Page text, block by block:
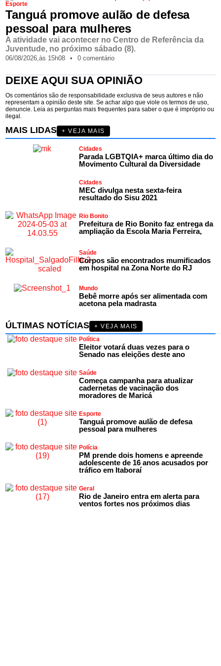
Esporte
Tanguá promove aulão de defesa
pessoal para mulheres
A atividade vai acontecer no Centro de Referência da
Juventude, no próximo sábado (8).
06/08/2026,às 15h08 • 0 comentário
DEIXE AQUI SUA OPINIÃO
Os comentários são de responsabilidade exclusiva de seus autores e não
representam a opinião deste site. Se achar algo que viole os termos de uso,
denuncie. Leia as perguntas mais frequentes para saber o que é impróprio ou
ilegal.
MAIS LIDAS + VEJA MAIS
Cidades
Parada LGBTQIA+ marca último dia do
Movimento Cultural da Diversidade
Cidades
MEC divulga nesta sexta-feira
resultado do Sisu 2021
Rio Bonito
Prefeitura de Rio Bonito faz entrega da
ampliação da Escola Maria Ferreira,
Saúde
Corpos são encontrados mumificados
em hospital na Zona Norte do RJ
Mundo
Bebê morre após ser alimentada com
acetona pela madrasta
ÚLTIMAS NOTÍCIAS
+ VEJA MAIS
Política
Eleitor votará duas vezes para o
Senado nas eleições deste ano
Saúde
Começa campanha para atualizar
cadernetas de vacinação dos
moradores de Maricá
Esporte
Tanguá promove aulão de defesa
pessoal para mulheres
Polícia
PM prende dois homens e apreende
adolescente de 16 anos acusados por
tráfico em Itaboraí
Geral
Rio de Janeiro entra em alerta para
ventos fortes nos próximos dias